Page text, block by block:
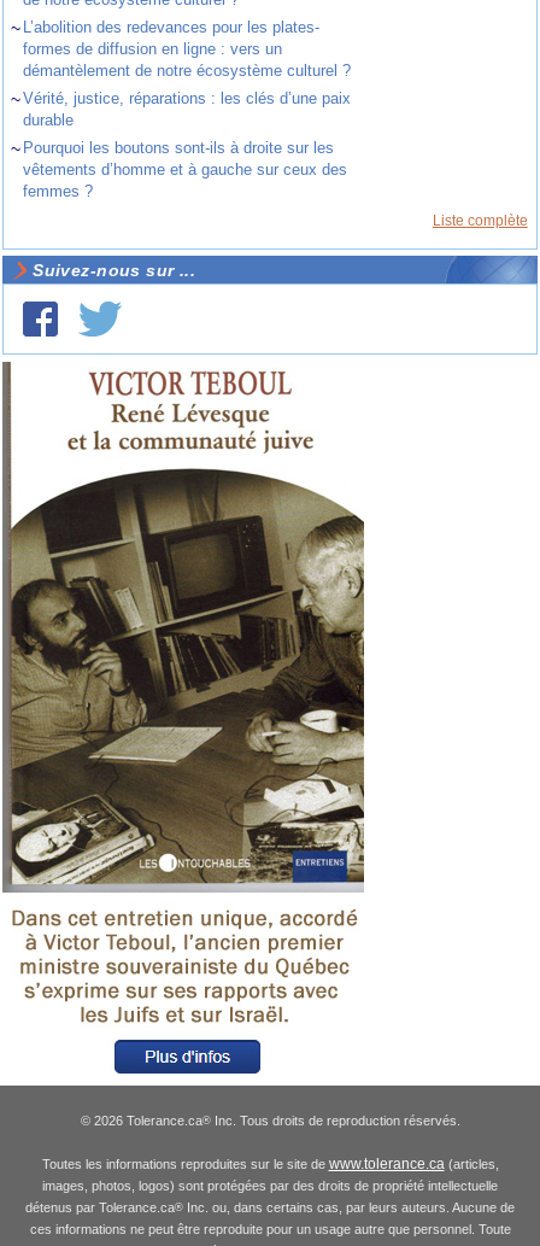
~ L’abolition des redevances pour les plates-
formes de diffusion en ligne : vers un
démantèlement de notre écosystème culturel ?
~Vérité, justice, réparations : les clés d’une paix
durable
~ Pourquoi les boutons sont-ils à droite sur les
vêtements d’homme et à gauche sur ceux des
femmes ?
Liste complète
Suivez-nous sur ...
© 2026 Tolerance.ca®Inc. Tous droits de reproduction réservés.
Toutes les informations reproduites sur le site de www.tolerance.ca(articles,
images, photos, logos) sont protégées par des droits de propriété intellectuelle
détenus par Tolerance.ca® Inc. ou, dans certains cas, par leurs auteurs. Aucune de
ces informations ne peut être reproduite pour un usage autre que personnel. Toute